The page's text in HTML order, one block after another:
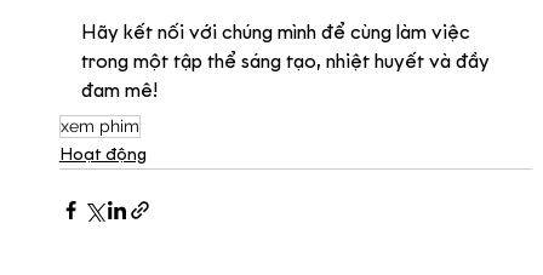
Hãy kết nối với chúng mình để cùng làm việc
trong một tập thể sáng tạo, nhiệt huyết và đầy
đam mê!
xem phim
Hoạt động